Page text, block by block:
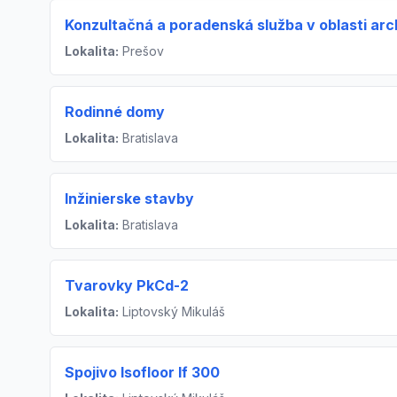
Konzultačná a poradenská služba v oblasti
Lokalita: Prešov
Rodinné domy
Lokalita: Bratislava
Inžinierske stavby
Lokalita: Bratislava
Tvarovky PkCd-2
Lokalita: Liptovský Mikuláš
Spojivo Isofloor If 300